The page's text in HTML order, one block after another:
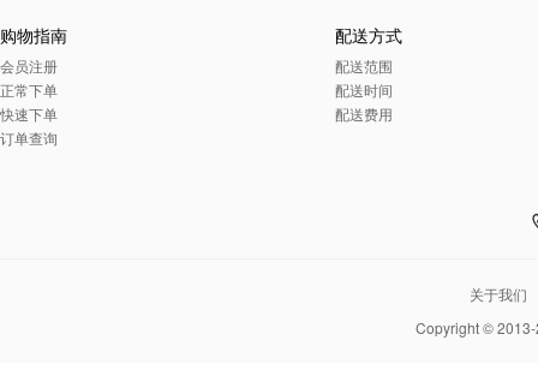
购物指南
会员注册
正常下单
快速下单
订单查询
配送方式
配送范围
配送时间
配送费用
关于我们
Copyright ©